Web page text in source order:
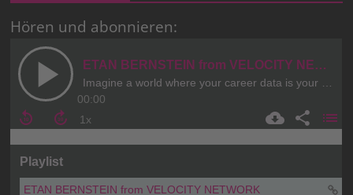
Hören und abonnieren: